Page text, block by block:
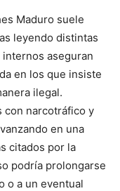
Maduro suele
leyendo distintas
aseguran
en los que insiste
ilegal.
con narcotráfico y
en una
citados por la
podría prolongarse
o a un eventual